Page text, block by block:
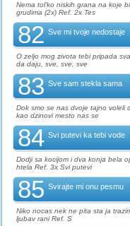
Nema tol'ko niskih grana na koje
grudima (2x) Ref. 2x Tes
82 Sve mi tvoje nedostaje
O zeljo mog zivota tebi pripada
da daju, sve, sve, sve
83 Sve sam stekla sama
Dok smo se nas dvoje tajno voleli
kao dzinovi mesto nas se
84 Svi putevi ka tebi vode
Dodji sa kocijom i dva konja bela
htela Ref. 3x Svi putevi
85 Svirajte mi onu pesmu
Niko nocas nek ne pita sta ja
ljubav rani Ref. S